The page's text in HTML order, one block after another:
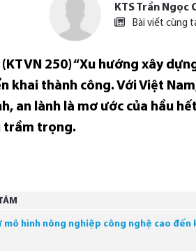
KTS Trần
Bài viết cùng
250) “Xu hướng xây
khai thành công. Với Việt
an lành là mơ ước của hầu
trầm trọng.
mô hình nông nghiệp công nghệ cao